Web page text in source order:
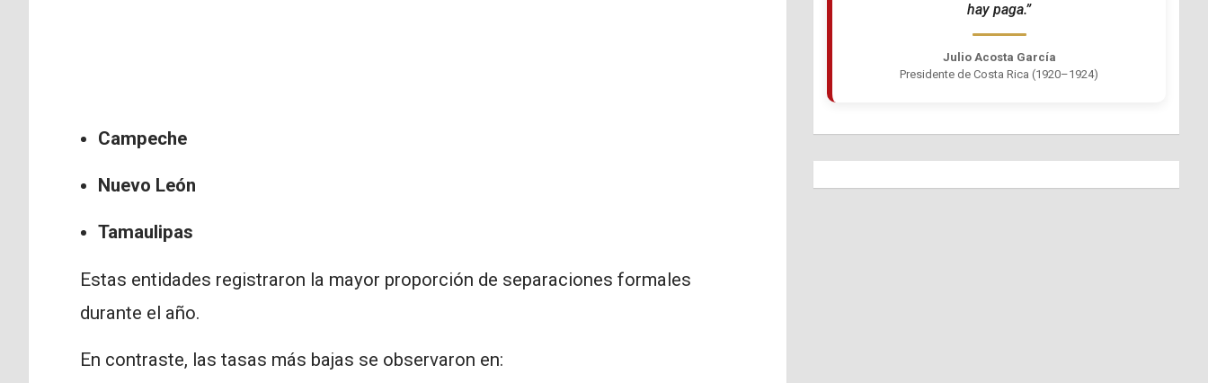
Campeche
Nuevo León
Tamaulipas
Estas entidades registraron la mayor proporción de separaciones formales
durante el año.
En contraste, las tasas más bajas se observaron en:
hay paga.”
Julio Acosta García
Presidente de Costa Rica (1920–1924)